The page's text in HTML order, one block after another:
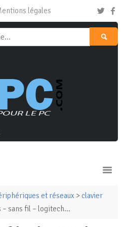
légales
& Tabletteset réseaux > clavier
– sans fil – logitech...